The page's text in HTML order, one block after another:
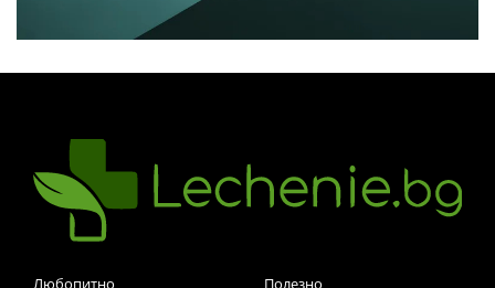
Любопитно
Полезно